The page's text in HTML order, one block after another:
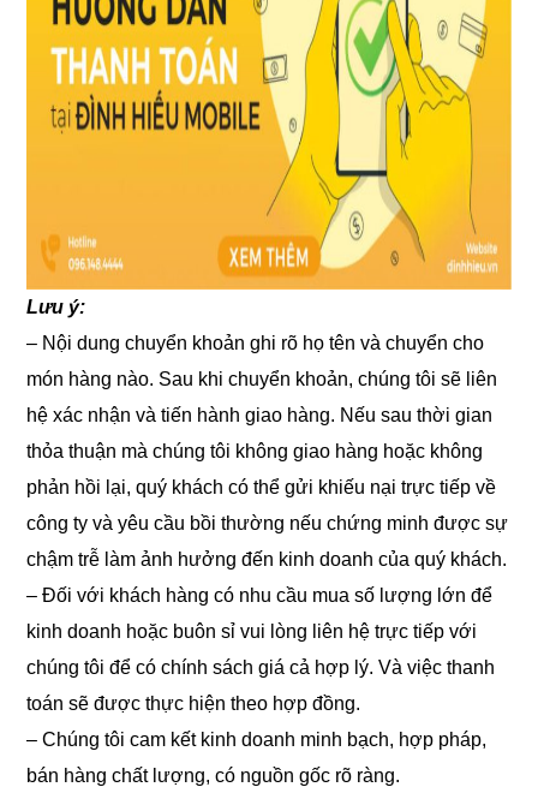
Lưu ý:
– Nội dung chuyển khoản ghi rõ họ tên và chuyển cho
món hàng nào. Sau khi chuyển khoản, chúng tôi sẽ liên
hệ xác nhận và tiến hành giao hàng. Nếu sau thời gian
thỏa thuận mà chúng tôi không giao hàng hoặc không
phản hồi lại, quý khách có thể gửi khiếu nại trực tiếp về
công ty và yêu cầu bồi thường nếu chứng minh được sự
chậm trễ làm ảnh hưởng đến kinh doanh của quý khách.
– Đối với khách hàng có nhu cầu mua số lượng lớn để
kinh doanh hoặc buôn sỉ vui lòng liên hệ trực tiếp với
chúng tôi để có chính sách giá cả hợp lý. Và việc thanh
toán sẽ được thực hiện theo hợp đồng.
– Chúng tôi cam kết kinh doanh minh bạch, hợp pháp,
bán hàng chất lượng, có nguồn gốc rõ ràng.